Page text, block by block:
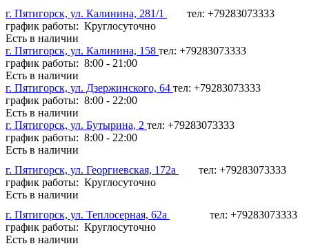
г. Пятигорск, ул. Калинина, 281/1
тел: +79283073333
график работы: Круглосуточно
Есть в наличии
г. Пятигорск, ул. Калинина, 158 тел: +79283073333
график работы: 8:00 - 21:00
Есть в наличии
г. Пятигорск, ул. Дзержинского, 64 тел: +79283073333
график работы: 8:00 - 22:00
Есть в наличии
г. Пятигорск, ул. Бутырина, 2 тел: +79283073333
график работы: 8:00 - 22:00
Есть в наличии
г. Пятигорск, ул. Георгиевская, 172а
тел: +79283073333
график работы: Круглосуточно
Есть в наличии
г. Пятигорск, ул. Теплосерная, 62а
тел: +79283073333
график работы: Круглосуточно
Есть в наличии